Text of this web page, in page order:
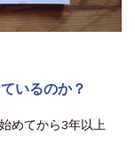
いるのか？
めてから3年以上